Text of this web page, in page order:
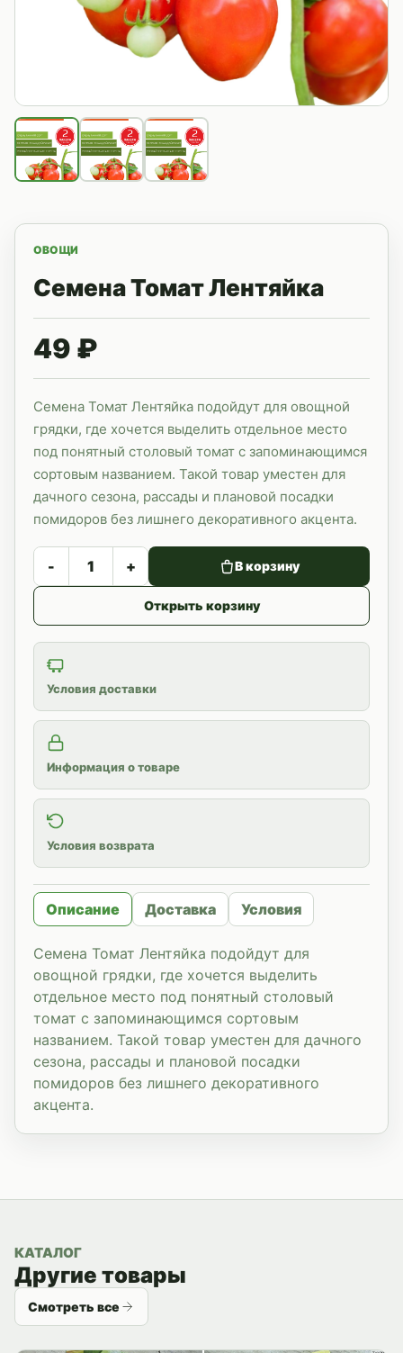
ОВОЩИ
Семена Томат Лентяйка
49 ₽
Семена Томат Лентяйка подойдут для овощной
грядки, где хочется выделить отдельное место
под понятный столовый томат с запоминающимся
сортовым названием. Такой товар уместен для
дачного сезона, рассады и плановой посадки
помидоров без лишнего декоративного акцента.
- + В корзину
Открыть корзину
Условия доставки
Информация о товаре
Условия возврата
Описание Доставка Условия
Семена Томат Лентяйка подойдут для
овощной грядки, где хочется выделить
отдельное место под понятный столовый
томат с запоминающимся сортовым
названием. Такой товар уместен для дачного
сезона, рассады и плановой посадки
помидоров без лишнего декоративного
акцента.
КАТАЛОГ
Другие товары
Смотреть все